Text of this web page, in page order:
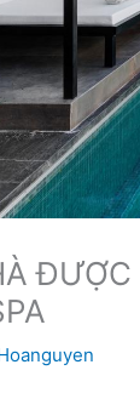
ĐƯỢC